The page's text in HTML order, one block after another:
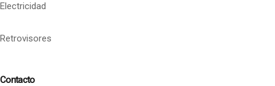
Electricidad
Retrovisores
Contacto